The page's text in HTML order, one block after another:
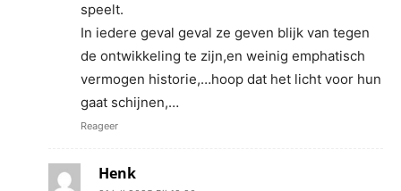
speelt.
In iedere geval geval ze geven blijk van tegen
de ontwikkeling te zijn,en weinig emphatisch
vermogen historie,…hoop dat het licht voor hun
gaat schijnen,…
Reageer
Henk